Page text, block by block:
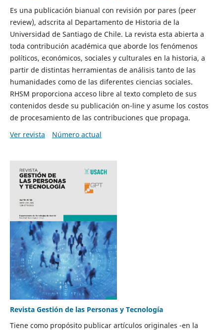
Es una publicación bianual con revisión por pares (peer
review), adscrita al Departamento de Historia de la
Universidad de Santiago de Chile. La revista esta abierta a
toda contribución académica que aborde los fenómenos
políticos, económicos, sociales y culturales en la historia, a
partir de distintas herramientas de análisis tanto de las
humanidades como de las diferentes ciencias sociales.
RHSM proporciona acceso libre al texto completo de sus
contenidos desde su publicación on-line y asume los costos
de procesamiento de las contribuciones que propaga.
Ver revista
Número actual
Revista Gestión de las Personas y Tecnología
Tiene como propósito publicar artículos originales -en la